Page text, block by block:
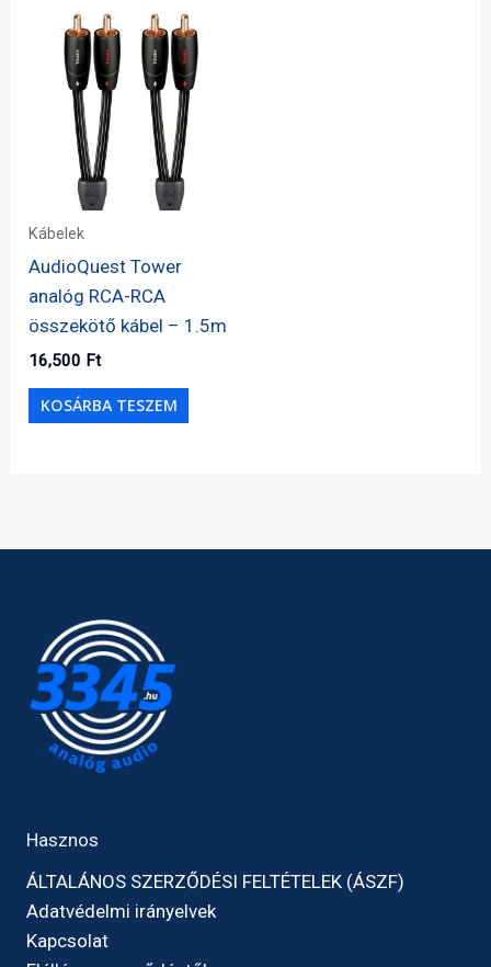
Kábelek
AudioQuest Tower
analóg RCA-RCA
összekötő kábel – 1.5m
16,500 Ft
KOSÁRBA TESZEM
Hasznos
ÁLTALÁNOS SZERZŐDÉSI FELTÉTELEK (ÁSZF)
Adatvédelmi irányelvek
Kapcsolat